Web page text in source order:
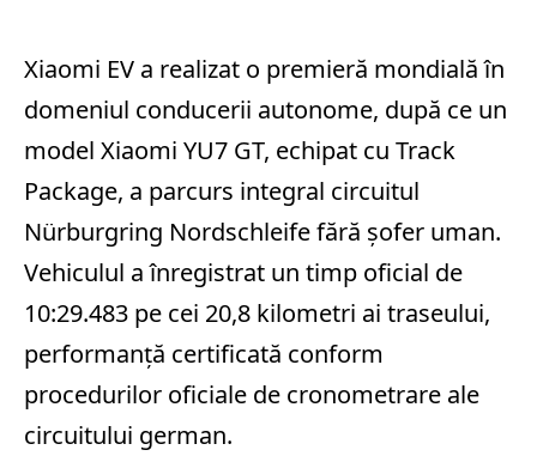
Xiaomi EV a realizat o premieră mondială în
domeniul conducerii autonome, după ce un
model Xiaomi YU7 GT, echipat cu Track
Package, a parcurs integral circuitul
Nürburgring Nordschleife fără șofer uman.
Vehiculul a înregistrat un timp oficial de
10:29.483 pe cei 20,8 kilometri ai traseului,
performanță certificată conform
procedurilor oficiale de cronometrare ale
circuitului german.